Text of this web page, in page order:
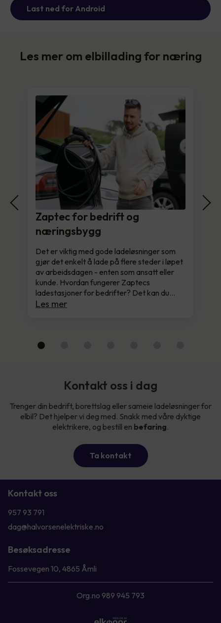
Last ned for Android
Les mer om elbillading for næring
Zaptec for bedrift og
næringsbygg
Det er viktig med gode ladeløsninger som
gjør det enkelt å lade på flere steder i løpet
av arbeidsdagen - enten som ansatt eller
kunde. Hvordan fungerer Zaptecs
ladestasjoner for bedrifter? Det kan du…
Les mer
Kontakt oss i dag
Trenger din bedrift, borettslag eller sameie ladeløsninger for
elbil? Det hjelper vi deg med. Snakk med våre dyktige
elektrikere, og bestill en befaring.
Ta kontakt
Kontakt oss
957 93 791
dag@halvorsenelektriske.no
Besøksadresse
Fossevegen 10, 4865 Åmli
Org.no 989 945 793